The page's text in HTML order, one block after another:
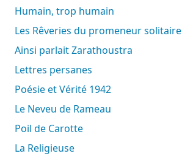
Humain, trop humain
Les Rêveries du promeneur solitaire
Ainsi parlait Zarathoustra
Lettres persanes
Poésie et Vérité 1942
Le Neveu de Rameau
Poil de Carotte
La Religieuse